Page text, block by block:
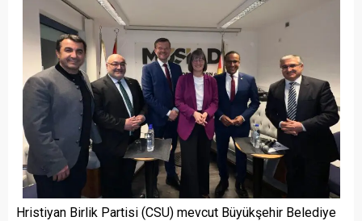
Hristiyan Birlik Partisi (CSU) mevcut Büyükşehir Belediye